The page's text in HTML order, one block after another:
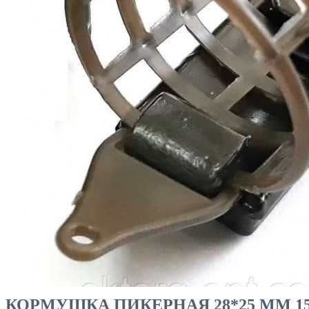
РЫБНАЯ ЛОВЛЯ
КОРМУШКА ПИКЕРНАЯ 28*25 ММ 15